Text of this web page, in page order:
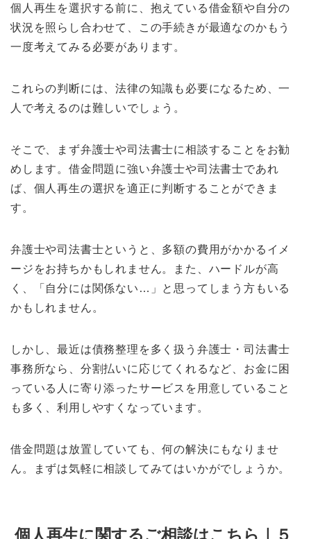
個人再生を選択する前に、抱えている借金額や自分の
状況を照らし合わせて、この手続きが最適なのかもう
一度考えてみる必要があります。
これらの判断には、法律の知識も必要になるため、一
人で考えるのは難しいでしょう。
そこで、まず弁護士や司法書士に相談することをお勧
めします。借金問題に強い弁護士や司法書士であれ
ば、個人再生の選択を適正に判断することができま
す。
弁護士や司法書士というと、多額の費用がかかるイメ
ージをお持ちかもしれません。また、ハードルが高
く、「自分には関係ない…」と思ってしまう方もいる
かもしれません。
しかし、最近は債務整理を多く扱う弁護士・司法書士
事務所なら、分割払いに応じてくれるなど、お金に困
っている人に寄り添ったサービスを用意していること
も多く、利用しやすくなっています。
借金問題は放置していても、何の解決にもなりませ
ん。まずは気軽に相談してみてはいかがでしょうか。
個人再生に関するご相談はこちら｜５